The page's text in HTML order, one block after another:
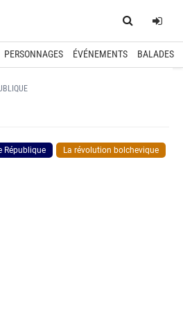
PERSONNAGES ÉVÉNEMENTS BALADES
République La révolution bolchevique